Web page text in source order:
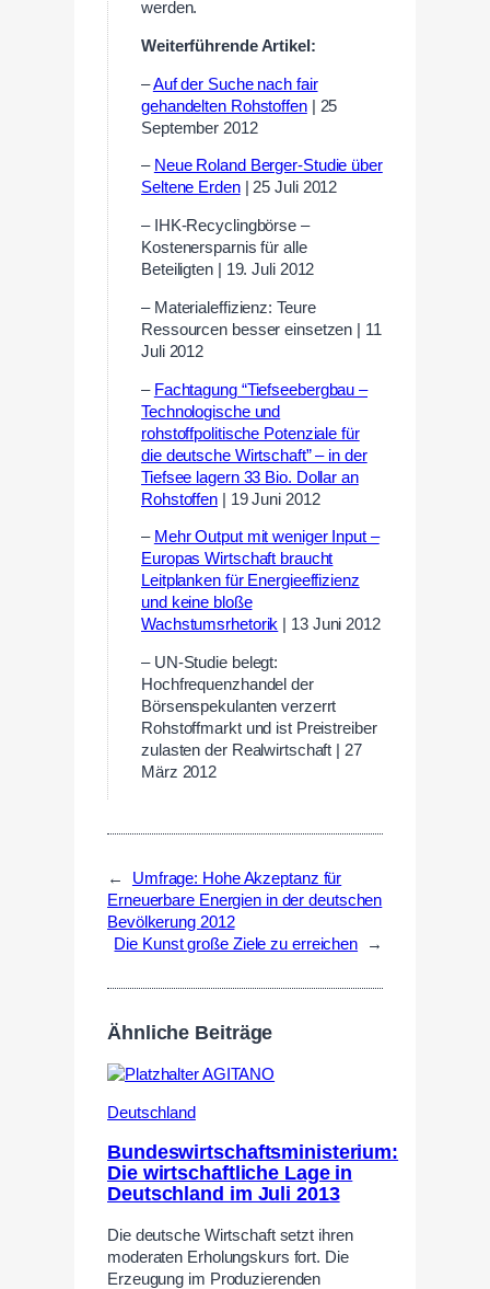
werden.
Weiterführende Artikel:
–Auf der Suche nach fair
gehandelten Rohstoffen| 25
September 2012
– Neue Roland Berger-Studie über
Seltene Erden| 25 Juli 2012
– IHK-Recyclingbörse –
Kostenersparnis für alle
Beteiligten | 19. Juli 2012
– Materialeffizienz: Teure
Ressourcen besser einsetzen | 11
Juli 2012
– Fachtagung “Tiefseebergbau –
Technologische und
rohstoffpolitische Potenziale für
die deutsche Wirtschaft” – in der
Tiefsee lagern 33 Bio. Dollar an
Rohstoffen | 19 Juni 2012
– Mehr Output mit weniger Input –
Europas Wirtschaft braucht
Leitplanken für Energieeffizienz
und keine bloße
Wachstumsrhetorik | 13 Juni 2012
– UN-Studie belegt:
Hochfrequenzhandel der
Börsenspekulanten verzerrt
Rohstoffmarkt und ist Preistreiber
zulasten der Realwirtschaft | 27
März 2012
←
Umfrage: Hohe Akzeptanz für
Erneuerbare Energien in der deutschen
Bevölkerung 2012
Die Kunst große Ziele zu erreichen
→
Ähnliche Beiträge
Deutschland
Bundeswirtschaftsministerium:
Die wirtschaftliche Lage in
Deutschland im Juli 2013
Die deutsche Wirtschaft setzt ihren
moderaten Erholungskurs fort. Die
Erzeugung im Produzierenden